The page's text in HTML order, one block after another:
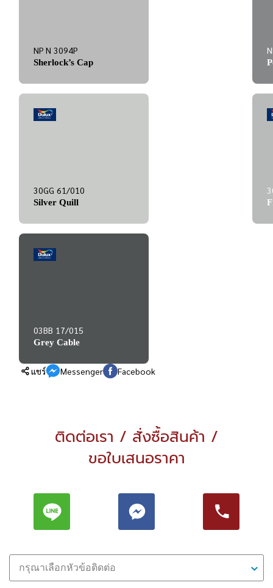
NP N 3094P
Sherlock’s Cap
30GG 61/010
Silver Quill
03BB 17/015
Grey Cable
แชร์ Messenger Facebook
ติดต่อเรา / สั่งซื้อสินค้า /
ขอใบเสนอราคา
กรุณาเลือกหัวข้อติดต่อ